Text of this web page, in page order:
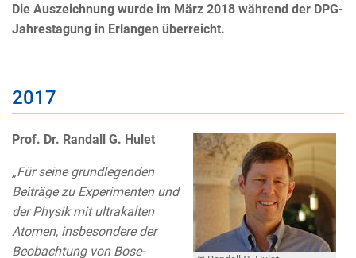
Die Auszeichnung wurde im März 2018 während der DPG-
Jahrestagung in Erlangen überreicht.
2017
Prof. Dr. Randall G. Hulet
„Für seine grundlegenden
Beiträge zu Experimenten und
der Physik mit ultrakalten
Atomen, insbesondere der
Beobachtung von Bose-